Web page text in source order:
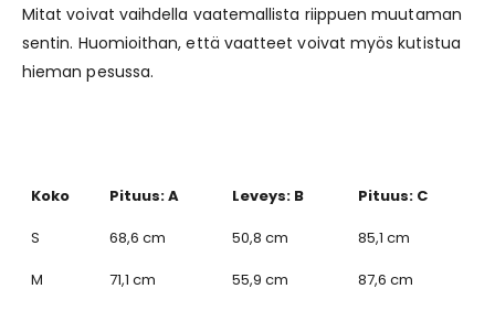
Mitat voivat vaihdella vaatemallista riippuen muutaman
sentin. Huomioithan, että vaatteet voivat myös kutistua
hieman pesussa.
Koko Pituus: A Leveys: B
Pituus: C
S
68,6 cm 50,8 cm
85,1 cm
M
71,1 cm 55,9 cm
87,6 cm